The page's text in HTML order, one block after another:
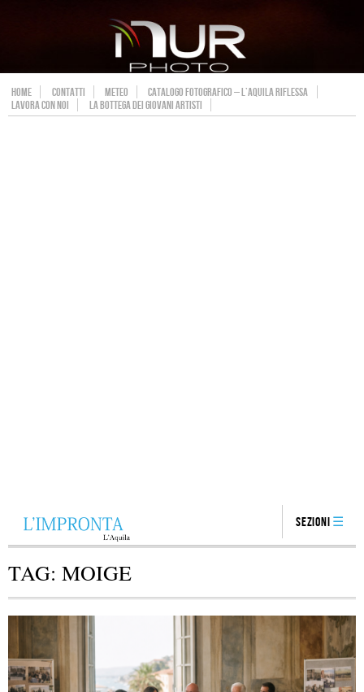
HOME CONTATTI METEO
CATALOGO FOTOGRAFICO – L’AQUILA RIFLESSA
LAVORA CON NOI
LA BOTTEGA DEI GIOVANI ARTISTI
Sezioni
TAG: MOIGE